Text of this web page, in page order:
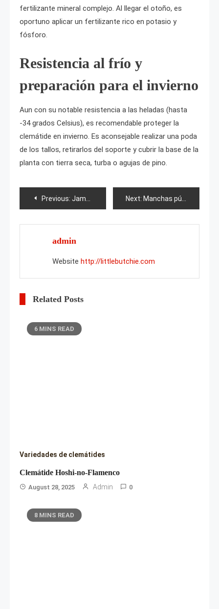
fertilizante mineral complejo. Al llegar el otoño, es
oportuno aplicar un fertilizante rico en potasio y
fósforo.
Resistencia al frío y
preparación para el invierno
Aun con su notable resistencia a las heladas (hasta
-34 grados Celsius), es recomendable proteger la
clemátide en invierno. Es aconsejable realizar una poda
de los tallos, retirarlos del soporte y cubrir la base de la
planta con tierra seca, turba o agujas de pino.
Post
navigation
Previous: Jamthund Next: Manchas púrpuras en las frambuesas: cómo tratarlas?
admin
Website http://littlebutchie.com
Related Posts
6 MINS READ
Variedades de clemátides
Clemátide Hoshi-no-Flamenco
August 28, 2025 Admin 0
8 MINS READ